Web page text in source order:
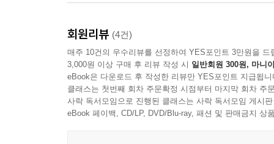
[해커스 교재만의 특장점]
1. 최신 기출경향이 반영된 [모의고사 10회분(온
1) 최근 2년(26년 1월 시험 포함)간 시행된 투자
등을 확실히 파악할 수 있습니다.
2) 문제 마지막에 수록된 ‘OMR 답안지’를 활용하
회원리뷰 (4건)
매주 10건의 우수리뷰를 선정하여 YES포인트 3만원을 드
3,000원 이상 구매 후 리뷰 작성 시 일반회원 300원, 마니
eBook은 다운로드 후 작성한 리뷰만 YES포인트 지급됩니
클래스는 첫번째 회차 주문확정 시점부터 마지막 회차 주
사락 독서모임으로 진행된 클래스는 사락 독서모임 게시
eBook 페이백, CD/LP, DVD/Blu-ray, 패션 및 판매금지 상